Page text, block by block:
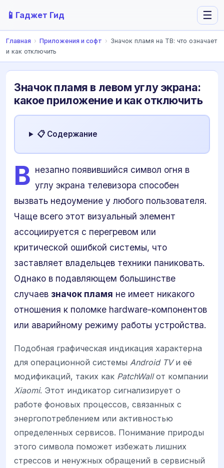
📱 Гаджет Гид ☰
Главная › Приложения и софт › Значок пламя на ТВ: что означает
и как отключить
Значок пламя в левом углу экрана:
какое приложение и как отключить
📋 Содержание
В незапно появившийся символ огня в
углу экрана телевизора способен
вызвать недоумение у любого пользователя.
Чаще всего этот визуальный элемент
ассоциируется с перегревом или
критической ошибкой системы, что
заставляет владельцев техники паниковать.
Однако в подавляющем большинстве
случаев значок пламя не имеет никакого
отношения к поломке hardware-компонентов
или аварийному режиму работы устройства.
Подобная графическая индикация характерна
для операционной системы Android TVи её
модификаций, таких как PatchWallот компании
Xiaomi. Этот индикатор сигнализирует о
работе фоновых процессов, связанных с
энергопотреблением или активностью
определенных сервисов. Понимание природы
этого символа поможет избежать лишних
стрессов и ненужных обращений в сервисный